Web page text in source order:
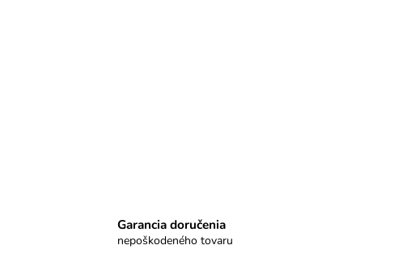
Garancia doručenia
nepoškodeného tovaru